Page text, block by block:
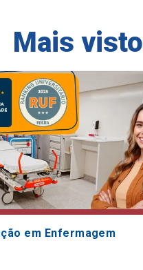
Mais
em Enfermagem